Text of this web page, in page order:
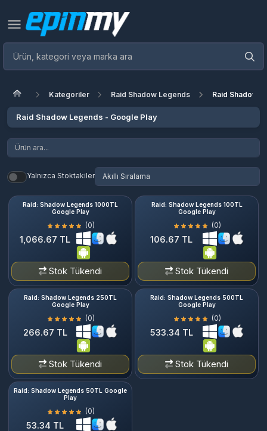
Kategoriler Raid Shadow Legends Raid Shadow
Raid Shadow Legends - Google Play
Yalnızca Stoktakiler
Raid: Shadow Legends 1000TL
Google Play
(0)
1,066.67 TL
Stok Tükendi
Raid: Shadow Legends 100TL
Google Play
(0)
106.67 TL
Stok Tükendi
Raid: Shadow Legends 250TL
Google Play
(0)
266.67 TL
Stok Tükendi
Raid: Shadow Legends 500TL
Google Play
(0)
533.34 TL
Stok Tükendi
Raid: Shadow Legends 50TL Google
Play
(0)
53.34 TL